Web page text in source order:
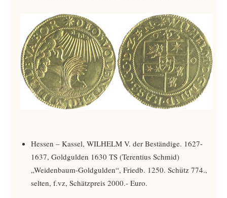
Hessen – Kassel, WILHELM V. der Beständige. 1627-
1637, Goldgulden 1630 TS (Terentius Schmid)
„Weidenbaum-Goldgulden“, Friedb. 1250. Schütz 774.,
selten, f.vz, Schätzpreis 2000.- Euro.